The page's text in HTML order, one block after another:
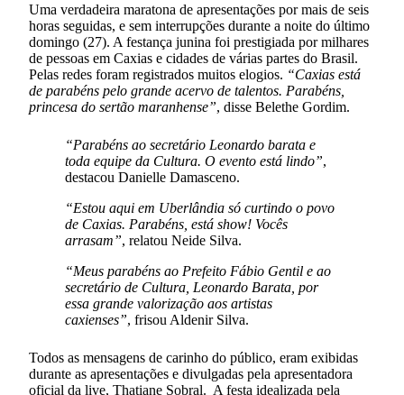
Uma verdadeira maratona de apresentações por mais de seis
horas seguidas, e sem interrupções durante a noite do último
domingo (27). A festança junina foi prestigiada por milhares
de pessoas em Caxias e cidades de várias partes do Brasil.
Pelas redes foram registrados muitos elogios. “Caxias está
de parabéns pelo grande acervo de talentos. Parabéns,
princesa do sertão maranhense”, disse Belethe Gordim.
“Parabéns ao secretário Leonardo barata e
toda equipe da Cultura. O evento está lindo”,
destacou Danielle Damasceno.
“Estou aqui em Uberlândia só curtindo o povo
de Caxias. Parabéns, está show! Vocês
arrasam”, relatou Neide Silva.
“Meus parabéns ao Prefeito Fábio Gentil e ao
secretário de Cultura, Leonardo Barata, por
essa grande valorização aos artistas
caxienses”, frisou Aldenir Silva.
Todos as mensagens de carinho do público, eram exibidas
durante as apresentações e divulgadas pela apresentadora
oficial da live, Thatiane Sobral. A festa idealizada pela